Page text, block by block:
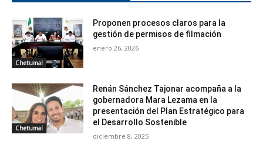
Chetumal
Proponen procesos claros para la
gestión de permisos de filmación
enero 26, 2026
Chetumal
Renán Sánchez Tajonar acompaña a la
gobernadora Mara Lezama en la
presentación del Plan Estratégico para
el Desarrollo Sostenible
diciembre 8, 2025